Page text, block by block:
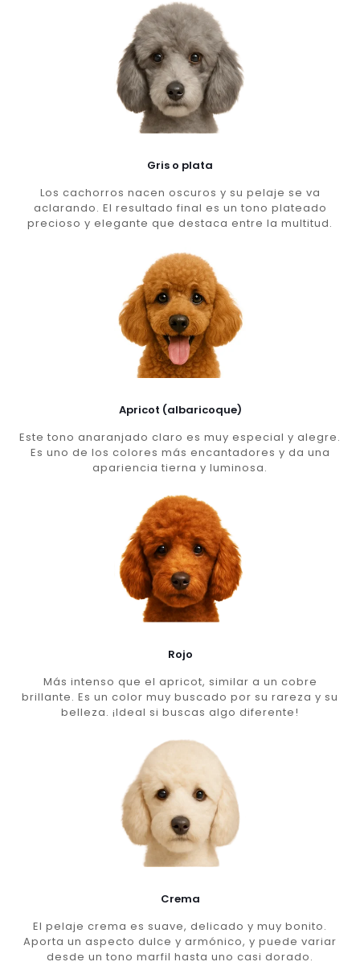
Gris o plata
Los cachorros nacen oscuros y su pelaje se va
aclarando. El resultado final es un tono plateado
precioso y elegante que destaca entre la multitud.
Apricot (albaricoque)
Este tono anaranjado claro es muy especial y alegre.
Es uno de los colores más encantadores y da una
apariencia tierna y luminosa.
Rojo
Más intenso que el apricot, similar a un cobre
brillante. Es un color muy buscado por su rareza y su
belleza. ¡Ideal si buscas algo diferente!
Crema
El pelaje crema es suave, delicado y muy bonito.
Aporta un aspecto dulce y armónico, y puede variar
desde un tono marfil hasta uno casi dorado.